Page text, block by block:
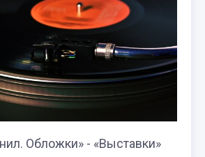
Обложки» - «Выставки»